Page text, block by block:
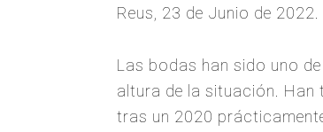
Reus, 23 de Junio de 2022.
Las bodas han sido uno
altura de la situación. Han
tras un 2020